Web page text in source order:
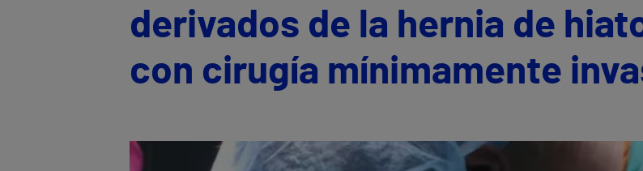
derivados de la hernia de
con cirugía mínimamente